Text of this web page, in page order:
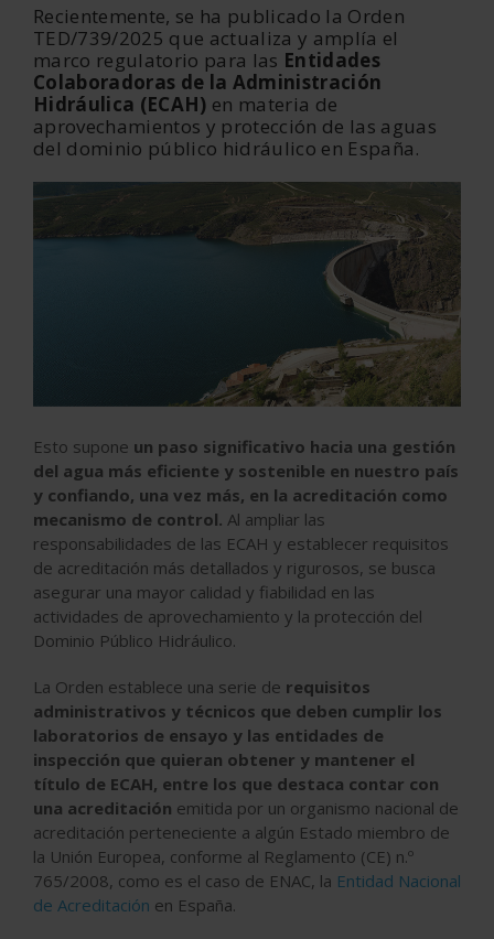
Recientemente, se ha publicado la Orden
TED/739/2025 que actualiza y amplía el
marco regulatorio para las Entidades
Colaboradoras de la Administración
Hidráulica (ECAH) en materia de
aprovechamientos y protección de las aguas
del dominio público hidráulico en España.
Esto supone un paso significativo hacia una gestión
del agua más eficiente y sostenible en nuestro país
y confiando, una vez más, en la acreditación como
mecanismo de control. Al ampliar las
responsabilidades de las ECAH y establecer requisitos
de acreditación más detallados y rigurosos, se busca
asegurar una mayor calidad y fiabilidad en las
actividades de aprovechamiento y la protección del
Dominio Público Hidráulico.
La Orden establece una serie de requisitos
administrativos y técnicos que deben cumplir los
laboratorios de ensayo y las entidades de
inspección que quieran obtener y mantener el
título de ECAH, entre los que destaca contar con
una acreditación emitida por un organismo nacional de
acreditación perteneciente a algún Estado miembro de
la Unión Europea, conforme al Reglamento (CE) n.º
765/2008, como es el caso de ENAC, la Entidad Nacional
de Acreditación en España.